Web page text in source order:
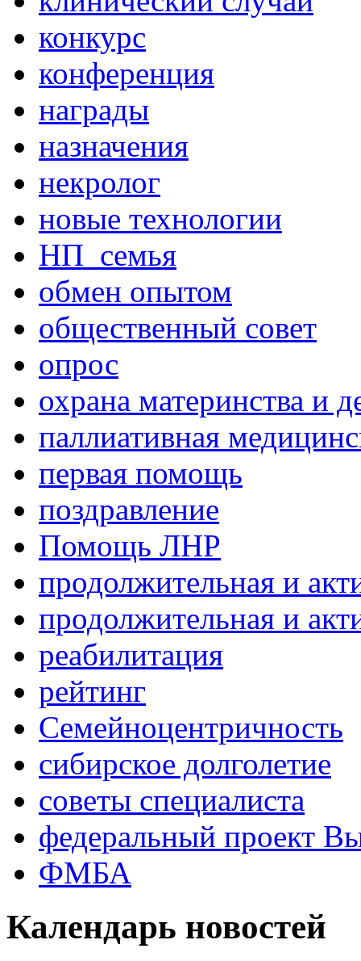
конкурс
конференция
награды
назначения
некролог
новые технологии
НП_семья
обмен опытом
общественный совет
опрос
охрана материнства и
паллиативная
первая помощь
поздравление
Помощь ЛНР
продолжительная и
продолжительная и
реабилитация
рейтинг
Семейноцентричность
сибирское долголетие
советы специалиста
федеральный проект
ФМБА
Календарь новостей